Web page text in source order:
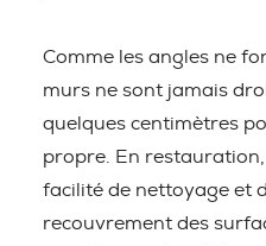
Comme les angles ne
murs ne sont jamais
quelques centimètres
propre. En restauration,
facilité de nettoyage et
recouvrement des